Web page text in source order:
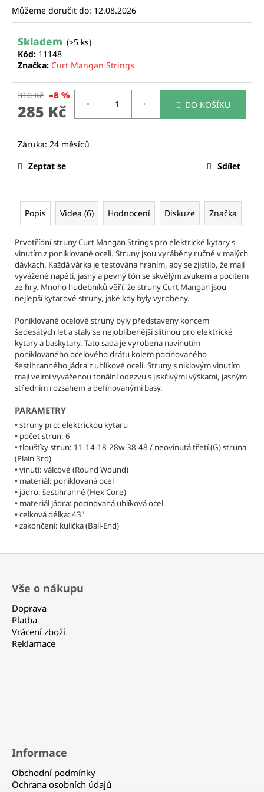
Můžeme doručit do: 12.08.2026
Skladem (>5 ks)
Kód: 11148
Značka: Curt Mangan Strings
310 Kč –8 %
285 Kč
Měrná
DO KOŠÍKU
Zeptat se Sdílet
Popis Videa (6) Hodnocení Diskuze Značka
Prvotřídní struny Curt Mangan Strings pro elektrické kytary s
vinutím z poniklované oceli. Struny jsou vyráběny ručně v malých
dávkách. Každá várka je testována hraním, aby se zjistilo, že mají
vyvážené napětí, jasný a pevný tón se skvělým zvukem a pocitem
ze hry. Mnoho hudebníků věří, že struny Curt Mangan jsou
nejlepší kytarové struny, jaké kdy byly vyrobeny.
Poniklované ocelové struny byly představeny koncem
šedesátých let a staly se nejoblíbenější slitinou pro elektrické
kytary a baskytary. Tato sada je vyrobena navinutím
poniklovaného ocelového drátu kolem pocínovaného
šestihranného jádra z uhlíkové oceli. Struny s niklovým vinutím
mají velmi vyváženou tonální odezvu s jiskřivými výškami, jasným
středním rozsahem a definovanými basy.
PARAMETRY
•struny pro: elektrickou kytaru
• počet strun: 6
•tloušťky strun: 11-14-18-28w-38-48 / neovinutá třetí (G) struna
(Plain 3rd)
•vinutí: válcové (Round Wound)
• materiál: poniklovaná ocel
• jádro: šestihranné (Hex Core)
• materiál jádra: pocínovaná uhlíková ocel
•celková délka: 43"
•zakončení: kulička (Ball-End)
a
o
r
u
č
u
j
e
m
e
CURT
MANGAN
STRINGS
PETR
BARTONEK
10-
46
SIGNATURE
STRUNY
PRO
ELEKTRICKOU
KYTARU
295
Kč
Původně:
330
Vše o nákupu
Doprava
Platba
Vrácení zboží
Reklamace
Informace
Obchodní podmínky
Ochrana osobních údajů